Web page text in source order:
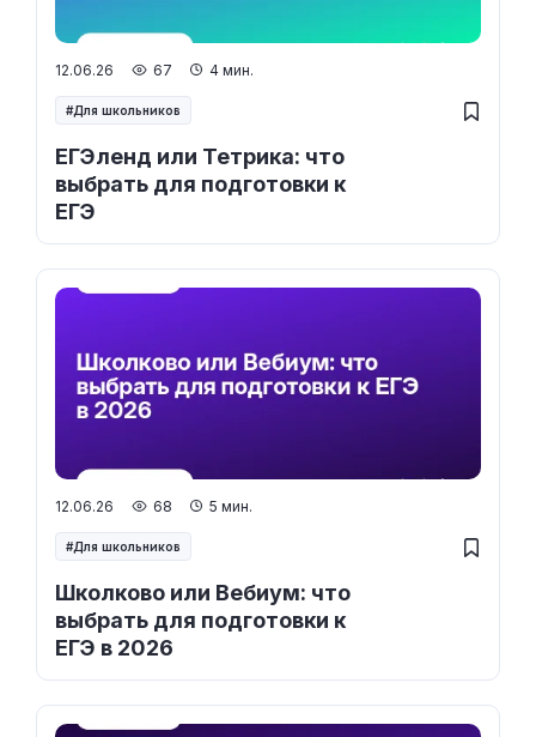
ЕГЭленд или Тетрика: что
выбрать для подготовки к
ЕГЭ
12.06.26 67 4 мин.
Для школьников
Школково или Вебиум: что
выбрать для подготовки к
ЕГЭ в 2026
12.06.26 68 5 мин.
Для школьников